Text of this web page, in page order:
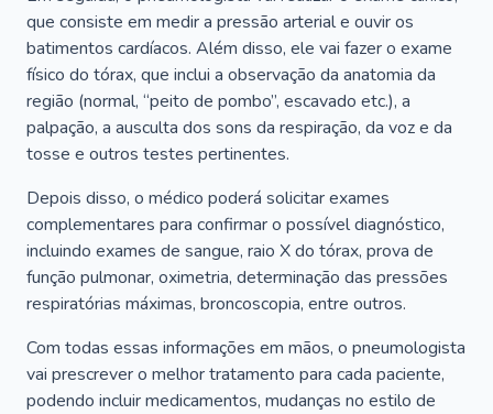
que consiste em medir a pressão arterial e ouvir os
batimentos cardíacos. Além disso, ele vai fazer o exame
físico do tórax, que inclui a observação da anatomia da
região (normal, “peito de pombo”, escavado etc.), a
palpação, a ausculta dos sons da respiração, da voz e da
tosse e outros testes pertinentes.
Depois disso, o médico poderá solicitar exames
complementares para confirmar o possível diagnóstico,
incluindo exames de sangue, raio X do tórax, prova de
função pulmonar, oximetria, determinação das pressões
respiratórias máximas, broncoscopia, entre outros.
Com todas essas informações em mãos, o pneumologista
vai prescrever o melhor tratamento para cada paciente,
podendo incluir medicamentos, mudanças no estilo de